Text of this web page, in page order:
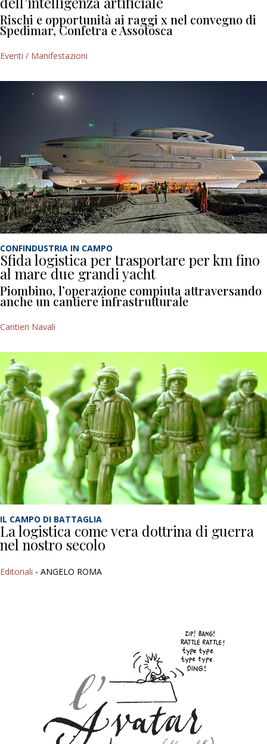
Rischi e opportunità ai raggi x nel convegno di
Spedimar, Confetra e Assotosca
Eventi / Manifestazioni
CONFINDUSTRIA IN CAMPO
Sfida logistica per trasportare per km fino
al mare due grandi yacht
Piombino, l’operazione compiuta attraversando
anche un cantiere infrastrutturale
Cantieri Navali
IL CAMPO DI BATTAGLIA
La logistica come vera dottrina di guerra
nel nostro secolo
Editoriali - ANGELO ROMA